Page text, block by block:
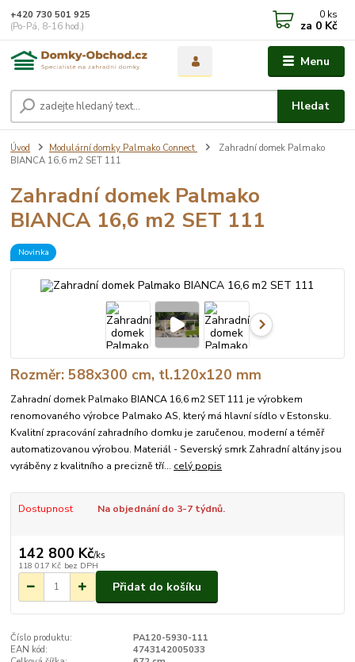
Menu
Hledat
+420 730 501 925
(Po-Pá, 8-16 hod.)
0 ks
za 0 Kč
Úvod Modulární domky Palmako Connect
Zahradní domek Palmako
BIANCA 16,6 m2 SET 111
Zahradní domek Palmako
BIANCA 16,6 m2 SET 111
Novinka
Rozměr: 588x300 cm, tl.120x120 mm
Zahradní domek Palmako BIANCA 16,6 m2 SET 111 je výrobkem
renomovaného výrobce Palmako AS, který má hlavní sídlo v Estonsku.
Kvalitní zpracování zahradního domku je zaručenou, moderní a téměř
automatizovanou výrobou. Materiál - Severský smrk Zahradní altány jsou
vyráběny z kvalitního a precizně tří... celý popis
Dostupnost Na objednání do 3-7 týdnů.
142 800 Kč/ks
118 017 Kč bez DPH
Přidat do košíku
Číslo produktu:
PA120-5930-111
EAN kód:
4743142005033